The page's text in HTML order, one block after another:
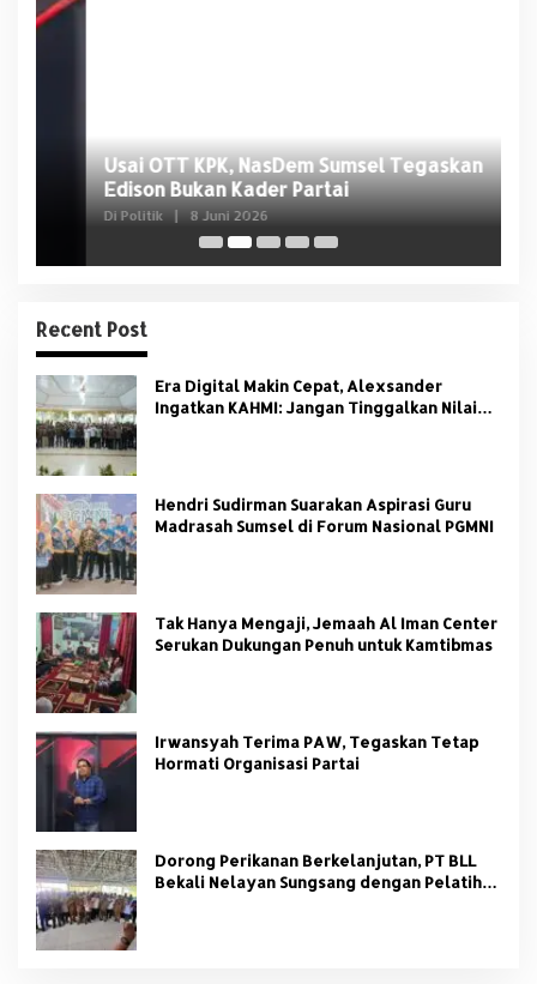
Usai OTT KPK, NasDem Sumsel Tegaskan
Edison Bukan Kader Partai
Di Politik | 8 Juni 2026
Recent Post
Era Digital Makin Cepat, Alexsander
Ingatkan KAHMI: Jangan Tinggalkan Nilai
Hendri Sudirman Suarakan Aspirasi Guru
Madrasah Sumsel di Forum Nasional PGMNI
Tak Hanya Mengaji, Jemaah Al Iman Center
Serukan Dukungan Penuh untuk Kamtibmas
Irwansyah Terima PAW, Tegaskan Tetap
Hormati Organisasi Partai
Dorong Perikanan Berkelanjutan, PT BLL
Bekali Nelayan Sungsang dengan Pelatihan